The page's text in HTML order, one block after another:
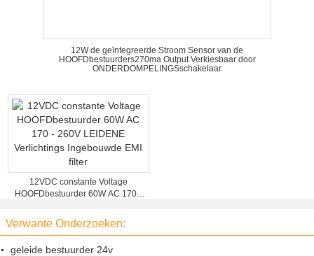
12W de geïntegreerde Stroom Sensor van de
HOOFDbestuurders270ma Output Verkiesbaar door
ONDERDOMPELINGSschakelaar
12VDC constante Voltage
HOOFDbestuurder 60W AC 170 -
Ingebouwde EMI filter
Verwante Onderzoeken:
geleide bestuurder 24v